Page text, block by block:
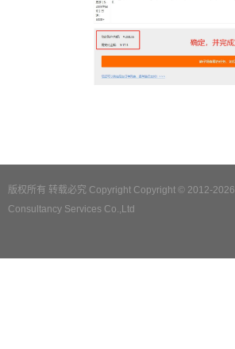
版权所有 转载必究 Copyright Copyright © 2012-2026
Consultancy Services Co.,Ltd